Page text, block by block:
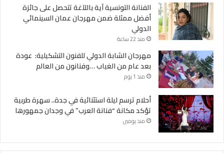
الفنانة التونسية آية باللآغة تتحصل على جائزة
أفضل ممثلة ضمن مهرجان عمان السينمائي
الدولي
منذ 22 ساعة
مهرجان الشابة الدولي للفنون التشكيلية: عودة
بعد عام من الغياب …وفنانون من العالم
منذ 1 يوم
أحلام ترسم ليلة استثنائية في جدة.. سهرة طربية
تؤكد مكانة “فنانة العرب” في وجدان جمهورها
منذ يومين